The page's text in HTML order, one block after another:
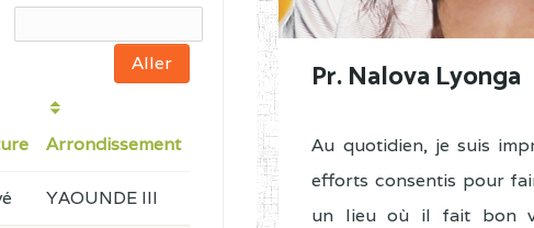
Arrondissement
YAOUNDE III
Pr. Nalova Lyonga
Au quotidien, je suis
efforts consentis pour
un lieu où il fait bon